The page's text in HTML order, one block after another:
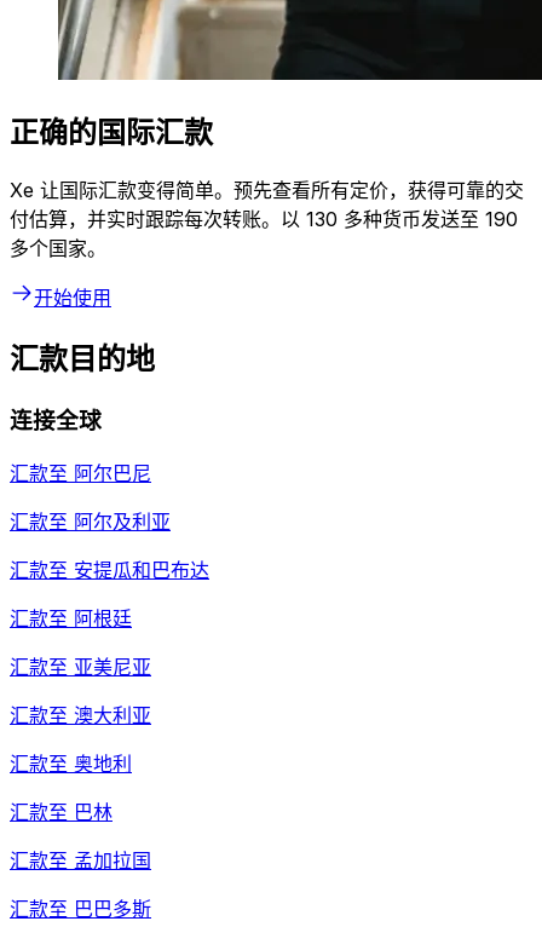
正确的国际汇款
Xe 让国际汇款变得简单。预先查看所有定价，获得可靠的交
付估算，并实时跟踪每次转账。以 130 多种货币发送至 190
多个国家。
开始使用
汇款目的地
连接全球
汇款至 阿尔巴尼
汇款至 阿尔及利亚
汇款至 安提瓜和巴布达
汇款至 阿根廷
汇款至 亚美尼亚
汇款至 澳大利亚
汇款至 奥地利
汇款至 巴林
汇款至 孟加拉国
汇款至 巴巴多斯